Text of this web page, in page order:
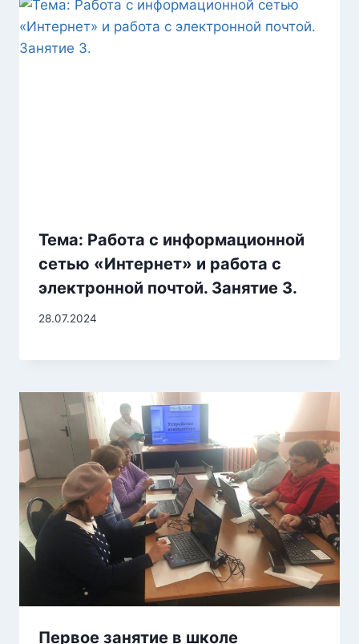
Тема: Работа с информационной
сетью «Интернет» и работа с
электронной почтой. Занятие 3.
28.07.2024
Первое занятие в школе